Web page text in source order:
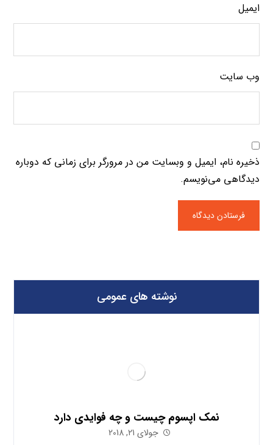
ایمیل
وب‌ سایت
ذخیره نام، ایمیل و وبسایت من در مرورگر برای زمانی که دوباره
دیدگاهی می‌نویسم.
نوشته های عمومی
نمک اپسوم چیست و چه فوایدی دارد
جولای 21, 2018